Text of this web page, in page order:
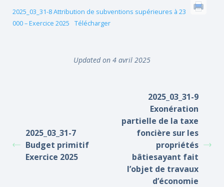
2025_03_31-8 Attribution de subventions supérieures à 23
000 – Exercice 2025
Télécharger
Updated on 4 avril 2025
2025_03_31-7
Budget primitif
Exercice 2025
2025_03_31-9
Exonération
partielle de la taxe
foncière sur les
propriétés
bâtiesayant fait
l’objet de travaux
d’économie